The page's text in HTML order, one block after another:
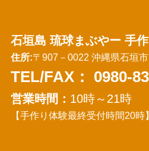
石垣島 琉球まぶやー 手
住所:〒907－0022 沖縄県石垣
TEL/FAX： 0980-
営業時間： 10時～21時
【手作り体験最終受付時間20時】